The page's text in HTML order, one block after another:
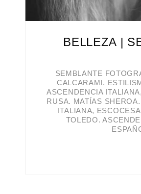
BELLEZA |
SEMBLANTE
CALCARAMI.
ASCENDENCIA
RUSA. MATÍAS
ITALIANA,
TOLEDO.